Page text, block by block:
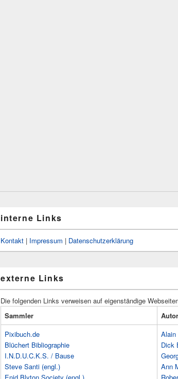
interne Links
Kontakt | Impressum | Datenschutzerklärung
externe Links
Die folgenden Links verweisen auf eigenständige
Sammler
Pixibuch.de
Blüchert Bibliographie
I.N.D.U.C.K.S. / Bause
Steve Santi (engl.)
Alain
Dick
Ann